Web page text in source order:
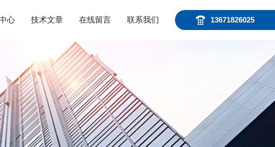
13671826025
心 技术文章 在线留言 联系我们